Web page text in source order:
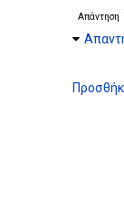
Απάντηση